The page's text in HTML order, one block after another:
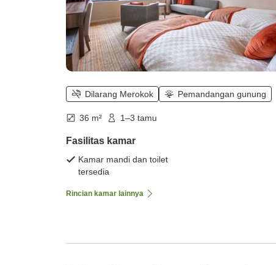
Dilarang Merokok Pemandangan gunung
36 m² 1–3 tamu
Fasilitas kamar
Kamar mandi dan toilet
tersedia
Rincian kamar lainnya